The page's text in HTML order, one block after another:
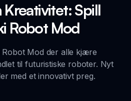
Kreativitet: Spill
Robot Mod
Mod der alle kjære
til futuristiske roboter. Nyt
med et innovativt preg.